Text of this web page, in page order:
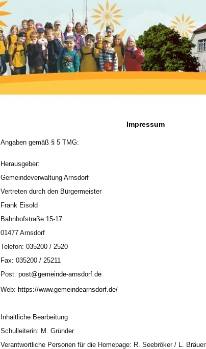
Impressum
Angaben gemäß § 5 TMG:
Herausgeber:
Gemeindeverwaltung Arnsdorf
Vertreten durch den Bürgermeister
Frank Eisold
Bahnhofstraße 15-17
01477 Arnsdorf
Telefon: 035200 / 2520
Fax: 035200 / 25211
Post: post@gemeinde-arnsdorf.de
Web: https://www.gemeindearnsdorf.de/
Inhaltliche Bearbeitung
Schulleiterin: M. Gründer
Verantwortliche Personen für die Homepage: R. Seebröker / L. Bräuer